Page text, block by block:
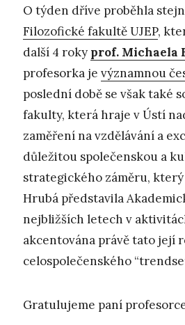
O týden dříve proběhla
Filozofické fakultě UJEP,
další 4 roky prof. Michaela
profesorka je významnou
poslední době se však také
fakulty, která hraje v Ústí
zaměření na vzdělávání a
důležitou společenskou a
strategického záměru,
Hrubá představila
nejbližších letech v
akcentována právě tato její
celospolečenského
Gratulujeme paní profesorce